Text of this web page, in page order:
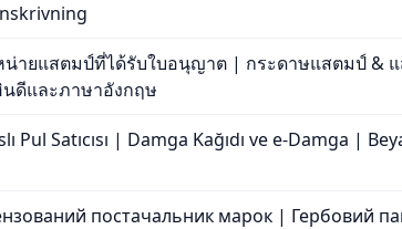
น่ายแสตมป์ที่ได้รับใบอนุญาต | กระดาษแสตมป์ &
ดีและภาษาอังกฤษ
Pul Satıcısı | Damga Kağıdı ve e-Damga |
постачальник марок | Гербовий